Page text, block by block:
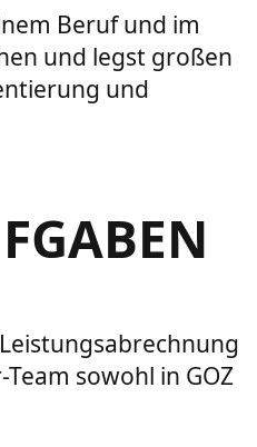
Beruf und im
und legst großen
und
sowohl in GOZ